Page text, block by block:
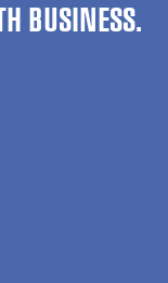
BUSINESS.